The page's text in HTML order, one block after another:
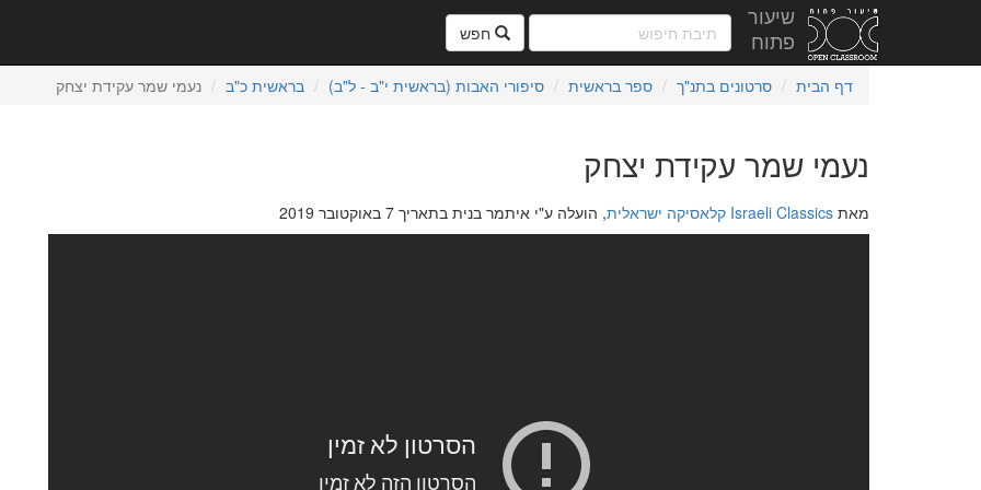
שיעור
פתוח
חפש
דף הבית סרטונים בתנ"ך ספר בראשית סיפורי האבות (בראשית י"ב - ל"ב) בראשית כ"ב נעמי שמר עקידת יצחק
נעמי שמר עקידת יצחק
מאת Israeli Classics קלאסיקה ישראלית , הועלה ע"י איתמר בנית בתאריך 7 באוקטובר 2019